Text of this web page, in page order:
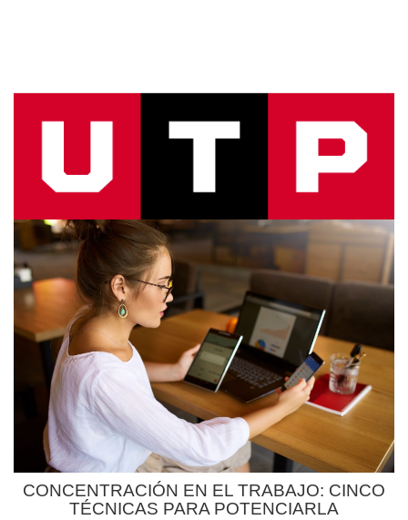
CONCENTRACIÓN EN EL TRABAJO: CINCO
TÉCNICAS PARA POTENCIARLA